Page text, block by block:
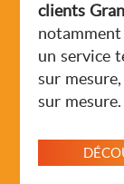
clients
un service
sur
sur mesure.